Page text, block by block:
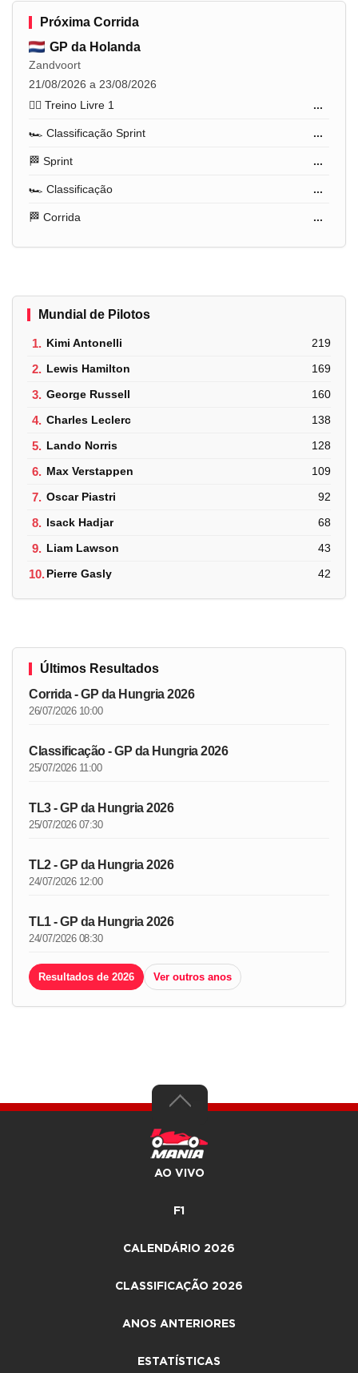
Próxima Corrida
GP da Holanda
Zandvoort
21/08/2026 a 23/08/2026
🏋️‍♂️ Treino Livre 1
...
🏎️ Classificação Sprint ...
🏁 Sprint ...
🏎️ Classificação ...
🏁 Corrida ...
Mundial de Pilotos
1. Kimi Antonelli 219
2. Lewis Hamilton 169
3. George Russell 160
4. Charles Leclerc 138
5. Lando Norris 128
6. Max Verstappen 109
7. Oscar Piastri 92
8. Isack Hadjar 68
9. Liam Lawson 43
10.Pierre Gasly 42
Últimos Resultados
Corrida - GP da Hungria 2026
26/07/2026 10:00
Classificação - GP da Hungria 2026
25/07/2026 11:00
TL3 - GP da Hungria 2026
25/07/2026 07:30
TL2 - GP da Hungria 2026
24/07/2026 12:00
TL1 - GP da Hungria 2026
24/07/2026 08:30
Resultados de 2026 Ver outros anos
AO VIVO
F1
CALENDÁRIO 2026
CLASSIFICAÇÃO 2026
ANOS ANTERIORES
ESTATÍSTICAS